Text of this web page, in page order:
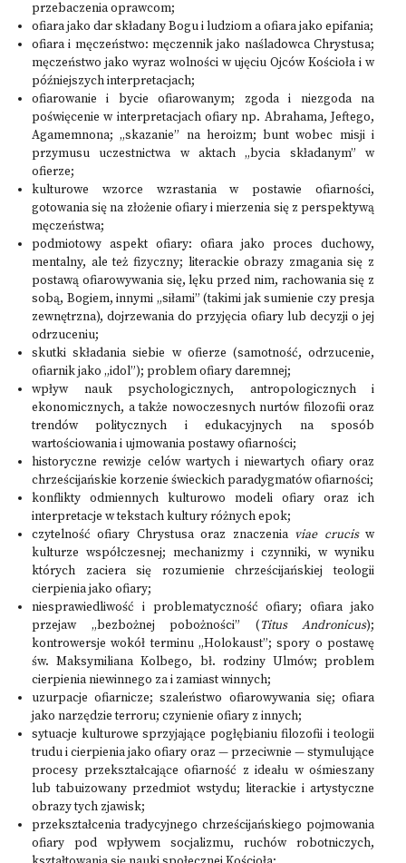
przebaczenia oprawcom;
ofiara jako dar składany Bogu i ludziom a ofiara jako epifania;
ofiara i męczeństwo: męczennik jako naśladowca Chrystusa;
męczeństwo jako wyraz wolności w ujęciu Ojców Kościoła i w
późniejszych interpretacjach;
ofiarowanie i bycie ofiarowanym; zgoda i niezgoda na
poświęcenie w interpretacjach ofiary np. Abrahama, Jeftego,
Agamemnona; „skazanie” na heroizm; bunt wobec misji i
przymusu uczestnictwa w aktach „bycia składanym” w
ofierze;
kulturowe wzorce wzrastania w postawie ofiarności,
gotowania się na złożenie ofiary i mierzenia się z perspektywą
męczeństwa;
podmiotowy aspekt ofiary: ofiara jako proces duchowy,
mentalny, ale też fizyczny; literackie obrazy zmagania się z
postawą ofiarowywania się, lęku przed nim, rachowania się z
sobą, Bogiem, innymi „siłami” (takimi jak sumienie czy presja
zewnętrzna), dojrzewania do przyjęcia ofiary lub decyzji o jej
odrzuceniu;
skutki składania siebie w ofierze (samotność, odrzucenie,
ofiarnik jako „idol”); problem ofiary daremnej;
wpływ nauk psychologicznych, antropologicznych i
ekonomicznych, a także nowoczesnych nurtów filozofii oraz
trendów politycznych i edukacyjnych na sposób
wartościowania i ujmowania postawy ofiarności;
historyczne rewizje celów wartych i niewartych ofiary oraz
chrześcijańskie korzenie świeckich paradygmatów ofiarności;
konflikty odmiennych kulturowo modeli ofiary oraz ich
interpretacje w tekstach kultury różnych epok;
czytelność ofiary Chrystusa oraz znaczenia viae crucisw
kulturze współczesnej; mechanizmy i czynniki, w wyniku
których zaciera się rozumienie chrześcijańskiej teologii
cierpienia jako ofiary;
niesprawiedliwość i problematyczność ofiary; ofiara jako
przejaw „bezbożnej pobożności” (Titus Andronicus);
kontrowersje wokół terminu „Holokaust”; spory o postawę
św. Maksymiliana Kolbego, bł. rodziny Ulmów; problem
cierpienia niewinnego za i zamiast winnych;
uzurpacje ofiarnicze; szaleństwo ofiarowywania się; ofiara
jako narzędzie terroru; czynienie ofiary z innych;
sytuacje kulturowe sprzyjające pogłębianiu filozofii i teologii
trudu i cierpienia jako ofiary oraz — przeciwnie — stymulujące
procesy przekształcające ofiarność z ideału w ośmieszany
lub tabuizowany przedmiot wstydu; literackie i artystyczne
obrazy tych zjawisk;
przekształcenia tradycyjnego chrześcijańskiego pojmowania
ofiary pod wpływem socjalizmu, ruchów robotniczych,